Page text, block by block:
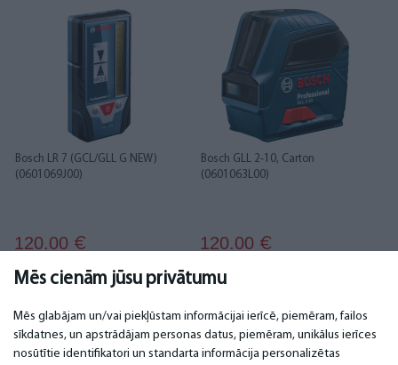
Mēs cienām jūsu privātumu
Mēs glabājam un/vai piekļūstam informācijai ierīcē, piemēram, failos
sīkdatnes, un apstrādājam personas datus, piemēram, unikālus ierīces
nosūtītie identifikatori un standarta informācija personalizētas
Bosch LR 7 (GCL/GLL G NEW)
(0601069J00)
120.00 €
Bosch GLL 2-10, Carton
(0601063L00)
120.00 €
1